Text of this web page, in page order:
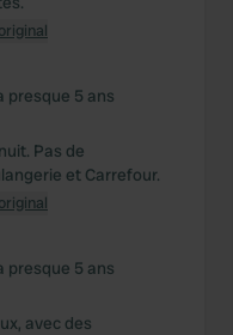
use of our site with
partners who
from your use
presque 5 ans
Pas de
et Carrefour.
presque 5 ans
avec des